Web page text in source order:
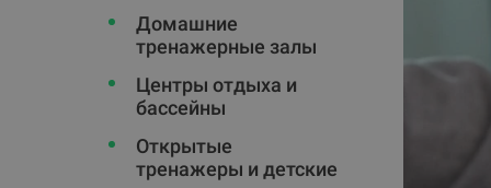
Домашние
тренажерные залы
Центры отдыха и
бассейны
Открытые
тренажеры и детские